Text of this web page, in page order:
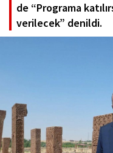
de “Programa
verilecek” denildi.